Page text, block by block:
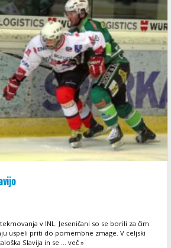
v INL. Jeseničani so se borili za čim
uspeli priti do pomembne zmage. V celjski
Slavija in se ... več »